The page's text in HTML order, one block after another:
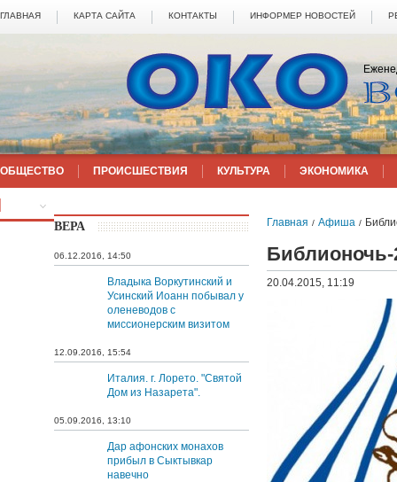
ГЛАВНАЯ КАРТА САЙТА КОНТАКТЫ ИНФОРМЕР НОВОСТЕЙ
ОБЩЕСТВО ПРОИСШЕСТВИЯ КУЛЬТУРА ЭКОНОМИКА
ВЕРА
06.12.2016, 14:50
Владыка Воркутинский и
Усинский Иоанн побывал у
оленеводов с
миссионерским визитом
12.09.2016, 15:54
Италия. г. Лорето. "Святой
Дом из Назарета".
05.09.2016, 13:10
Дар афонских монахов
прибыл в Сыктывкар
навечно
Главная / Афиша /
Библионочь-
20.04.2015, 11:19